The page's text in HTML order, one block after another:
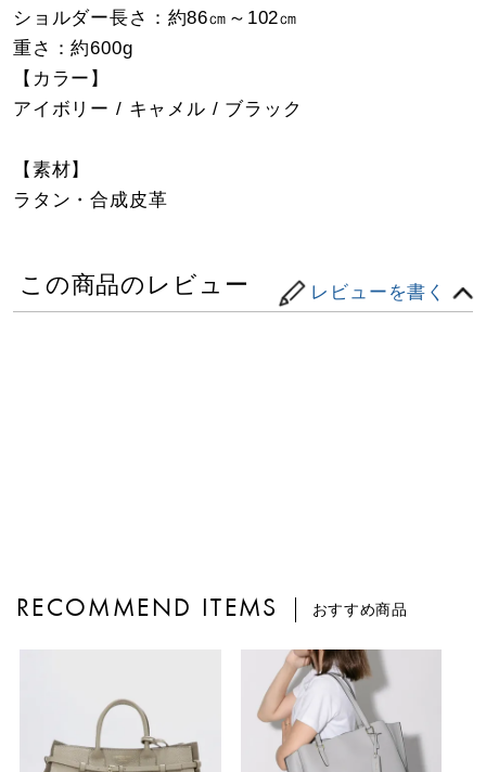
ショルダー長さ：約86㎝～102㎝
重さ：約600g
【カラー】
アイボリー / キャメル / ブラック
【素材】
ラタン・合成皮革
この商品のレビュー レビューを書く
RECOMMEND ITEMS おすすめ商品